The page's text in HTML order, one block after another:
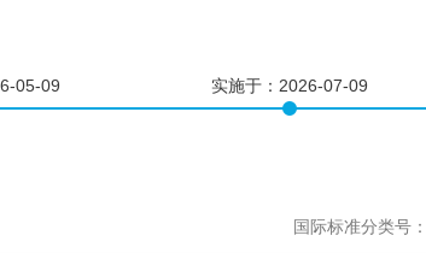
05-09 实施于： 2026-07-09
国际标准分类号：